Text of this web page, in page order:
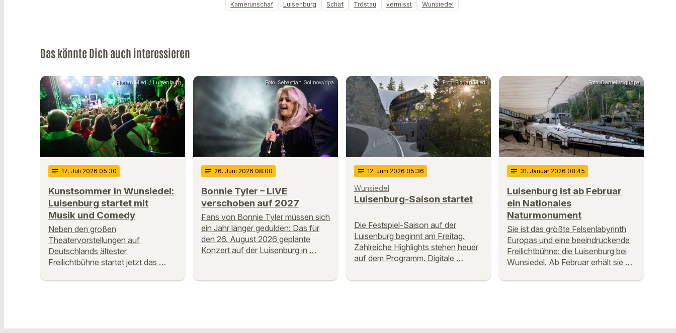
Kamerunschaf Luisenburg Schaf Tröstau vermisst Wunsiedel
Das könnte Dich auch interessieren
Florian Miedl / Luisenburg
notes 17. Juli 2026 05:30
Kunstsommer in Wunsiedel:
Luisenburg startet mit
Musik und Comedy
Neben den großen
Theatervorstellungen auf
Deutschlands ältester
Freilichtbühne startet jetzt das …
Foto: Sebastian Gollnow/dpa
notes 26. Juni 2026 08:00
Bonnie Tyler – LIVE
verschoben auf 2027
Fans von Bonnie Tyler müssen sich
ein Jahr länger gedulden: Das für
den 26. August 2026 geplante
Konzert auf der Luisenburg in …
Foto: Florian Miedl
notes 12. Juni 2026 05:36
Wunsiedel
Luisenburg-Saison startet
Die Festspiel-Saison auf der
Luisenburg beginnt am Freitag.
Zahlreiche Highlights stehen heuer
auf dem Programm. Digitale …
Foto: Daniel Vogl/dpa
notes 31. Januar 2026 08:45
Luisenburg ist ab Februar
ein Nationales
Naturmonument
Sie ist das größte Felsenlabyrinth
Europas und eine beeindruckende
Freilichtbühne: die Luisenburg bei
Wunsiedel. Ab Februar erhält sie …